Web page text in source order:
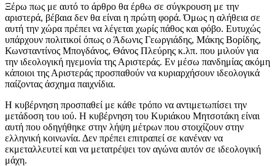
Ξέρω πως με αυτό το άρθρο θα έρθω σε σύγκρουση με την
αριστερά, βέβαια δεν θα είναι η πρώτη φορά. Όμως η αλήθεια σε
αυτή την χώρα πρέπει να λέγεται χωρίς πάθος και φόβο. Ευτυχώς
υπάρχουν πολιτικοί όπως ο Άδωνις Γεωργιάδης, Μάκης Βορίδης,
Κωνσταντίνος Μπογδάνος, Θάνος Πλεύρης κ.λπ. που μιλούν για
την ιδεολογική ηγεμονία της Αριστεράς. Εν μέσω πανδημίας ακόμη
κάποιοι της Αριστεράς προσπαθούν να κυριαρχήσουν ιδεολογικά
παίζοντας άσχημα παιχνίδια.
Η κυβέρνηση προσπαθεί με κάθε τρόπο να αντιμετωπίσει την
μετάδοση του ιού. Η κυβέρνηση του Κυριάκου Μητσοτάκη είναι
αυτή που οδηγήθηκε στην λήψη μέτρων που στοιχίζουν στην
ελληνική κοινωνία. Δεν πρέπει επιτραπεί σε κανέναν να
εκμεταλλευτεί και να μετατρέψει τον αγώνα αυτόν σε ιδεολογική
μάχη.